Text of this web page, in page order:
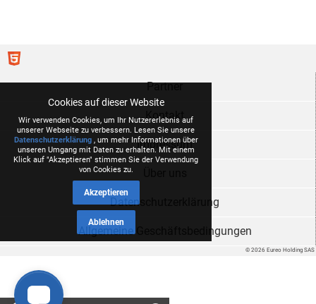
Cookies auf dieser Website
Wir verwenden Cookies, um Ihr Nutzererlebnis auf
unserer Webseite zu verbessern. Lesen Sie unsere
Datenschutzerklärung, um mehr Informationen über
unseren Umgang mit Daten zu erhalten. Mit einem
Klick auf "Akzeptieren" stimmen Sie der Verwendung
von Cookies zu.
Akzeptieren
Ablehnen
© 2026 Eureo Holding SAS
Partner
Kontakt
Impressum
Datenschutzerklärung
Allgemeine Geschäftsbedingungen